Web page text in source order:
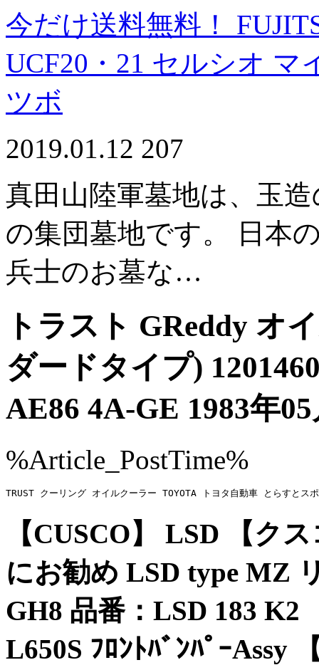
今だけ送料無料！
UCF20・21 セルシオ マ
ツボ
2019.01.12 207
真田山陸軍墓地は、玉
の集団墓地です。 日本
兵士のお墓な…
トラスト GReddy オ
ダードタイプ)
AE86 4A-GE 1983年
%Article_PostTime%
TRUST クーリング オイルクーラー TOYOTA トヨタ自動車 とらすとス
【CUSCO】 LSD 【ク
にお勧め LSD type MZ
GH8 品番：LSD 183 K2
L650S ﾌﾛﾝﾄﾊﾞﾝﾊﾟｰAssy